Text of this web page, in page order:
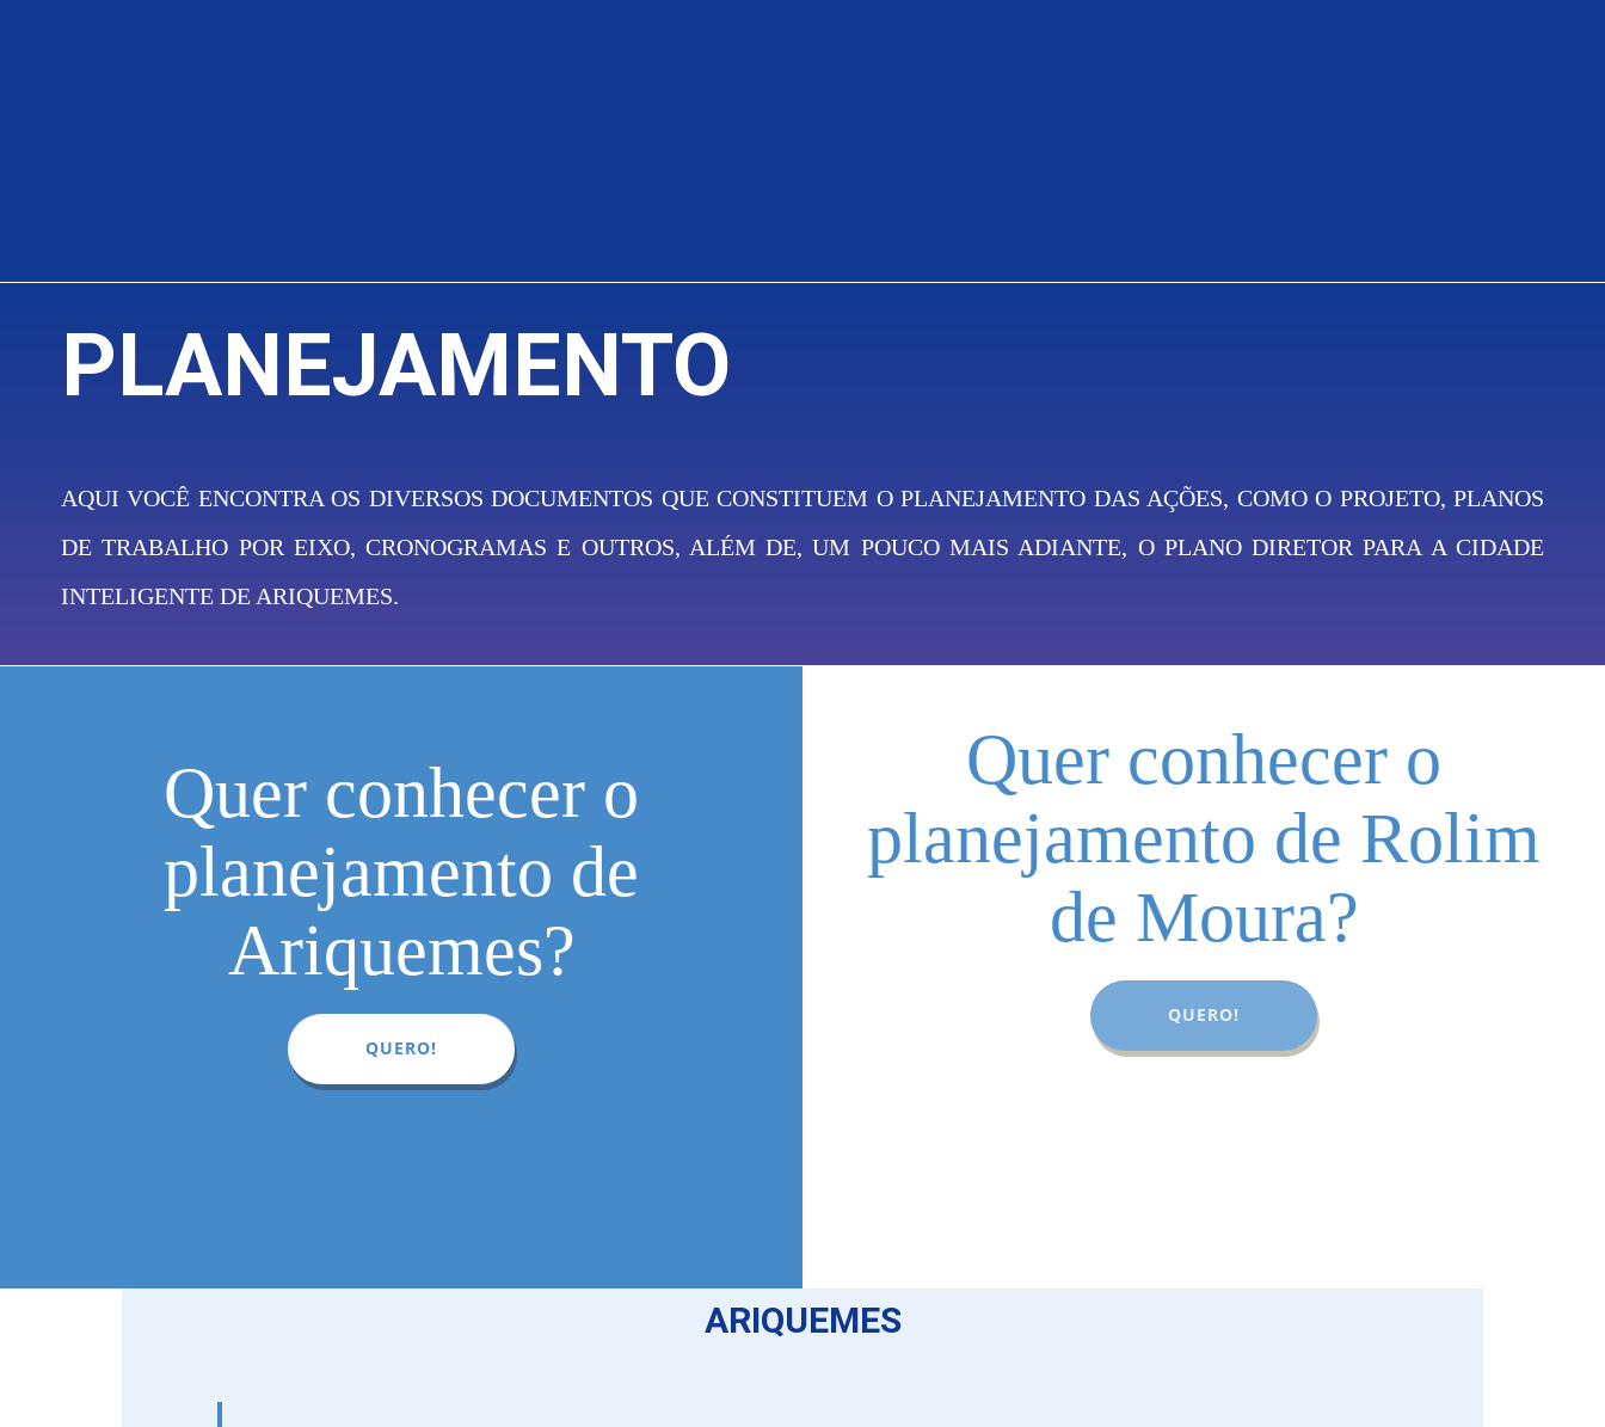
PLANEJAMENTO
AQUI VOCÊ ENCONTRA OS DIVERSOS DOCUMENTOS QUE CONSTITUEM O PLANEJAMENTO DAS AÇÕES, COMO O PROJETO, PLANOS
DE TRABALHO POR EIXO, CRONOGRAMAS E OUTROS, ALÉM DE, UM POUCO MAIS ADIANTE, O PLANO DIRETOR PARA A CIDADE
INTELIGENTE DE ARIQUEMES.
Quer conhecer o
planejamento de
Ariquemes?
QUERO!
Quer conhecer o
planejamento de Rolim
de Moura?
QUERO!
ARIQUEMES